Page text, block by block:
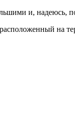
и, надеюсь,
на